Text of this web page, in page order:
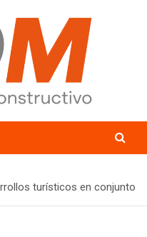
turísticos en conjunto